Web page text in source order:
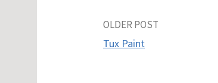
Yazı
OLDER POST
Tux Paint